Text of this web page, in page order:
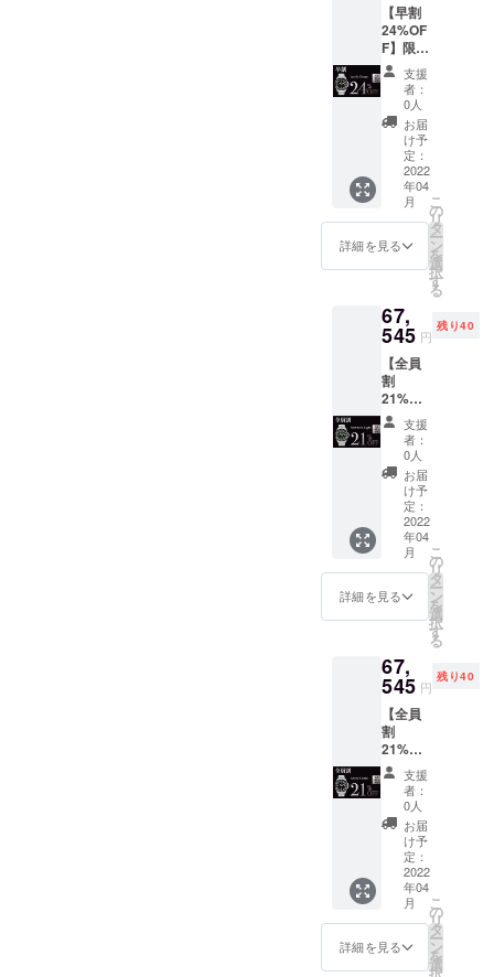
【早割
24%OF
F】限定
３０
名
Arctic
Ocean
x 1 値
段：
64,980
円（税
込） お
値段は
送料込
みの価
格で
支援
者：
0人
お届
け予
定：
2022
年04
月
詳細を見る
こ
の
リ
タ
ー
ン
を
選
択
す
る
67,
545 円
残り40
【全員
割
21%OF
F】限定
４０
名
Norther
n Light
x 1 値
段：
67,545
円（税
込） お
値段は
送料込
みの価
す。
支援
者：
0人
お届
け予
定：
2022
年04
月
詳細を見る
こ
の
リ
タ
ー
ン
を
選
択
す
る
67,
545 円
残り40
【全員
割
21%OF
F】限定
４０
名
Arctic
Ocean
x 1 値
段：
67,545
円（税
込） お
値段は
送料込
支援
者：
0人
お届
け予
定：
2022
年04
月
詳細を見る
こ
の
リ
タ
ー
ン
を
選
択